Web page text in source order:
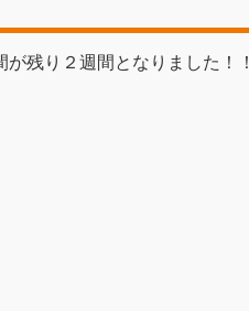
残り２週間となりました！！